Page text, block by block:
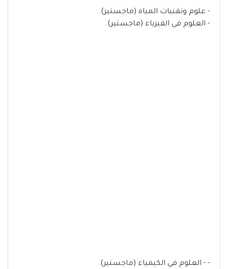
- علوم وتقنيات المياه (ماجستير).
- العلوم في الفيزياء (ماجستير).
- - العلوم في الكيمياء (ماجستير).